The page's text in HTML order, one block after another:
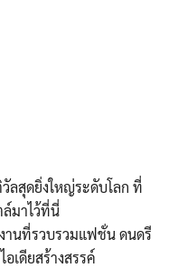
ลสุดยิ่งใหญ่ระดับโลก ที่
มาไว้ที่นี่
านที่รวบรวมแฟชั่น ดนดรี
เดียสร้างสรรค์